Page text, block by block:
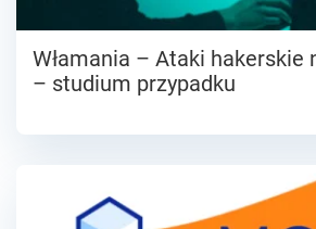
Włamania – Ataki hakerskie
– studium przypadku